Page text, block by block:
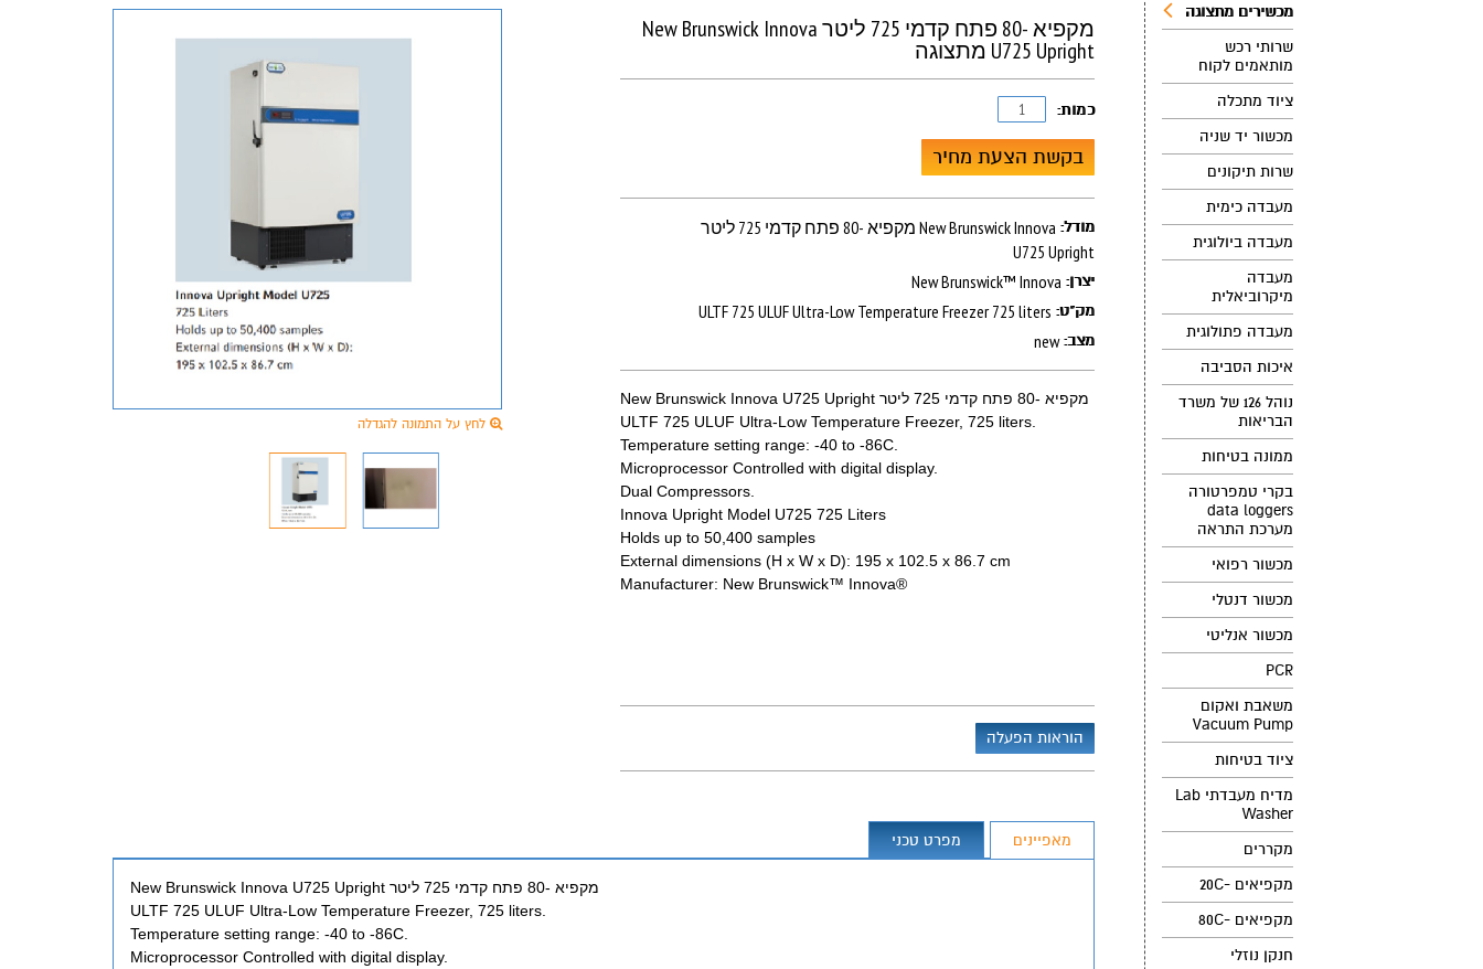
מכשירים מתצוגה
שרותי רכש
מותאמים לקוח
ציוד מתכלה
מכשור יד שניה
שרות תיקונים
מעבדה כימית
מעבדה ביולוגית
מעבדה
מיקרוביאלית
מעבדה פתולוגית
איכות הסביבה
נוהל 126 של משרד
הבריאות
ממונה בטיחות
בקרי טמפרטורה
data loggers
מערכת התראה
מכשור רפואי
מכשור דנטלי
מכשור אנליטי
PCR
משאבת ואקום
Vacuum Pump
ציוד בטיחות
מדיח מעבדתי Lab
Washer
מקררים
מקפיאים -20C
מקפיאים -80C
חנקן נוזלי
מקפיא -80 פתח קדמי 725 ליטר New Brunswick Innova
U725 Upright מתצוגה
כמות:
בקשת הצעת מחיר
מודל:
מקפיא -80 פתח קדמי 725 ליטר New Brunswick Innova
U725 Upright
יצרן: New Brunswick™ Innova
מק"ט: ULTF 725 ULUF Ultra-Low Temperature Freezer 725 liters
מצב: new
מקפיא -80 פתח קדמי 725 ליטר New Brunswick Innova U725 Upright
ULTF 725 ULUF Ultra-Low Temperature Freezer, 725 liters.
Temperature setting range: -40 to -86C.
Microprocessor Controlled with digital display.
Dual Compressors.
Innova Upright Model U725 725 Liters
Holds up to 50,400 samples
External dimensions (H x W x D): 195 x 102.5 x 86.7 cm
Manufacturer: New Brunswick™ Innova®
הוראות הפעלה
לחץ על התמונה להגדלה
מאפיינים מפרט טכני
מקפיא -80 פתח קדמי 725 ליטר New Brunswick Innova U725 Upright
ULTF 725 ULUF Ultra-Low Temperature Freezer, 725 liters.
Temperature setting range: -40 to -86C.
Microprocessor Controlled with digital display.